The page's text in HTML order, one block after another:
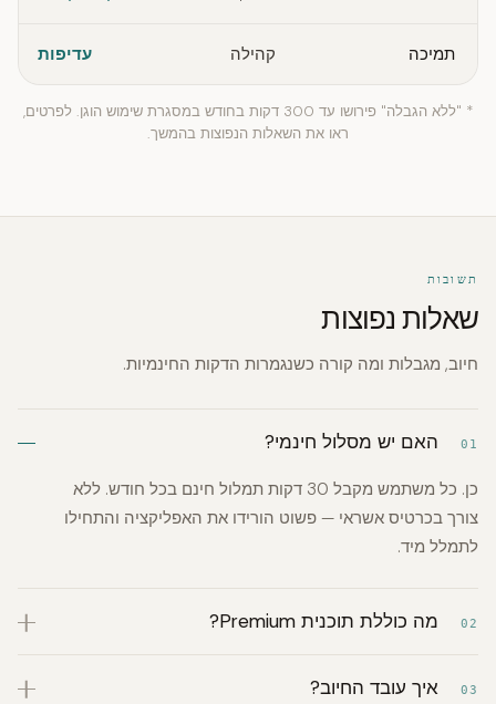
תמיכה קהילה עדיפות
* "ללא הגבלה" פירושו עד 300 דקות בחודש במסגרת שימוש הוגן. לפרטים,
ראו את השאלות הנפוצות בהמשך.
תשובות
שאלות נפוצות
חיוב, מגבלות ומה קורה כשנגמרות הדקות החינמיות.
01 האם יש מסלול חינמי?
כן. כל משתמש מקבל 30 דקות תמלול חינם בכל חודש. ללא
צורך בכרטיס אשראי — פשוט הורידו את האפליקציה והתחילו
לתמלל מיד.
02 מה כוללת תוכנית Premium?
03 איך עובד החיוב?